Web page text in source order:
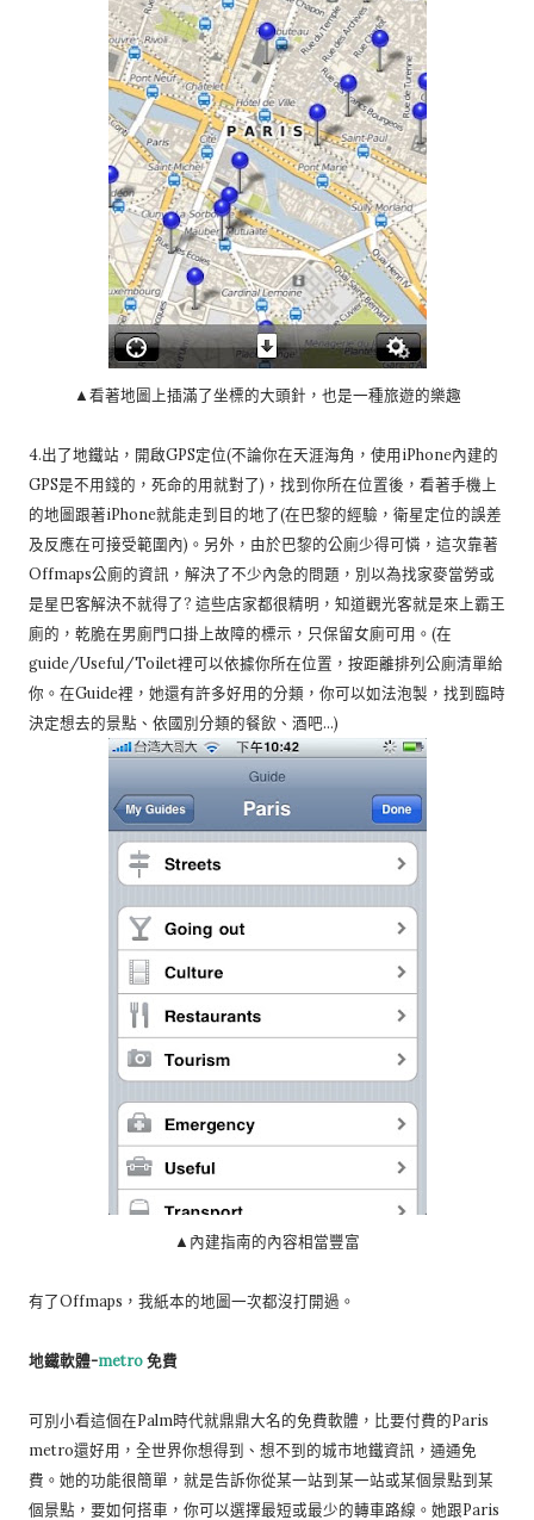
▲看著地圖上插滿了坐標的大頭針，也是一種旅遊的樂趣
4.出了地鐵站，開啟GPS定位(不論你在天涯海角，使用iPhone內建的
GPS是不用錢的，死命的用就對了)，找到你所在位置後，看著手機上
的地圖跟著iPhone就能走到目的地了(在巴黎的經驗，衛星定位的誤差
及反應在可接受範圍內)。另外，由於巴黎的公廁少得可憐，這次靠著
Offmaps公廁的資訊，解決了不少內急的問題，別以為找家麥當勞或
是星巴客解決不就得了? 這些店家都很精明，知道觀光客就是來上霸王
廁的，乾脆在男廁門口掛上故障的標示，只保留女廁可用。(在
guide/Useful/Toilet裡可以依據你所在位置，按距離排列公廁清單給
你。在Guide裡，她還有許多好用的分類，你可以如法泡製，找到臨時
決定想去的景點、依國別分類的餐飲、酒吧…)
▲內建指南的內容相當豐富
有了Offmaps，我紙本的地圖一次都沒打開過。
地鐵軟體-metro免費
可別小看這個在Palm時代就鼎鼎大名的免費軟體，比要付費的Paris
metro還好用，全世界你想得到、想不到的城市地鐵資訊，通通免
費。她的功能很簡單，就是告訴你從某一站到某一站或某個景點到某
個景點，要如何搭車，你可以選擇最短或最少的轉車路線。她跟Paris